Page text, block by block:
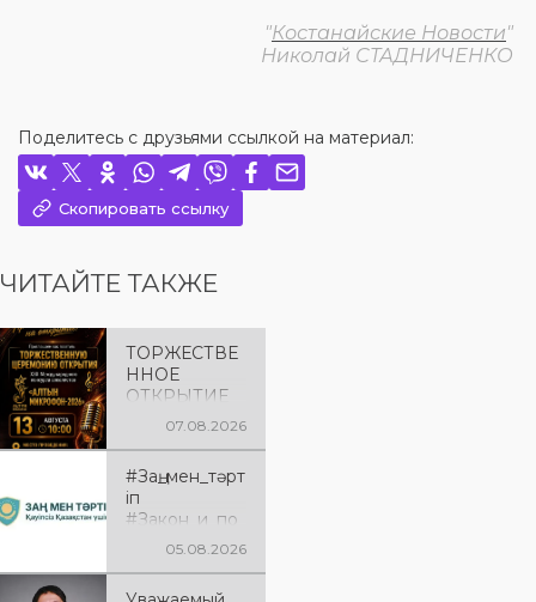
"Костанайские Новости"
Николай СТАДНИЧЕНКО
Поделитесь с друзьями ссылкой на материал:
Скопировать ссылку
ЧИТАЙТЕ ТАКЖЕ
ТОРЖЕСТВЕ
ННОЕ
ОТКРЫТИЕ
«АЛТЫН
Приглашаем
вас на
торжественн
церемонию
открытия XXII
07.08.2026
#Заң_мен_тәрт
іп
#Закон_и_по
рядок05.08.2026